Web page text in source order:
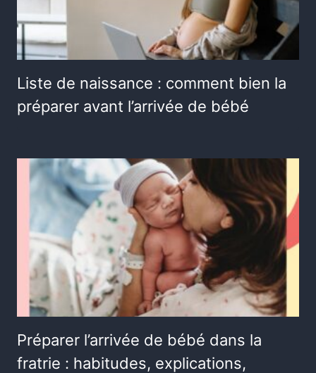
Liste de naissance : comment bien la
préparer avant l’arrivée de bébé
Préparer l’arrivée de bébé dans la
fratrie : habitudes, explications,